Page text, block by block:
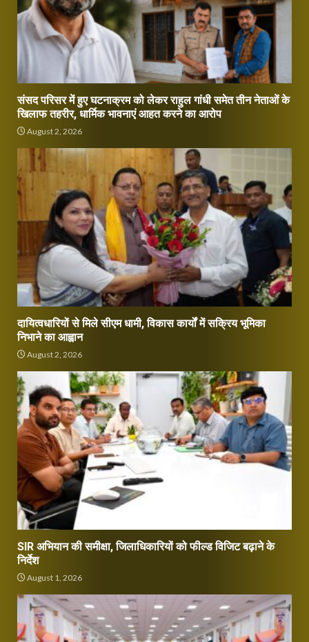
संसद परिसर में हुए घटनाक्रम को लेकर राहुल गांधी समेत तीन नेताओं के
खिलाफ तहरीर, धार्मिक भावनाएं आहत करने का आरोप
August 2, 2026
दायित्वधारियों से मिले सीएम धामी, विकास कार्यों में सक्रिय भूमिका
निभाने का आह्वान
August 2, 2026
SIR अभियान की समीक्षा, जिलाधिकारियों को फील्ड विजिट बढ़ाने के
निर्देश
August 1, 2026